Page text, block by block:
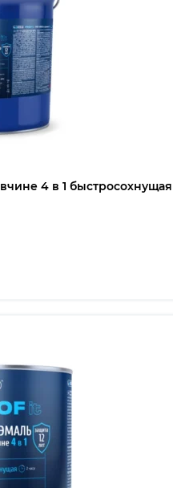
4 в 1 быстросохнущая